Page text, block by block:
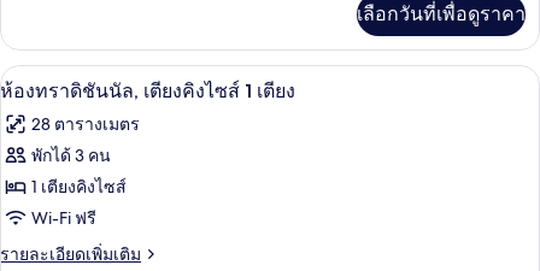
สะดวก
สำหรับ
ผู้
พิการ
ความ
สะดวก
สำหรับ
ผู้
พิการ
นัล,
เตียง
ใหญ่
1
เตียง
เกี่ยว
กับ
ห้อง
ชัน
นัล,
ใหญ่
เลือกวันที่เพื่อดูราคา
เปิด
ภาพถ่าย
ทั้งหมด
ของ
ห้อง
ทราดิ
เครื่องนอนระดับพรีเมียม, ผ้านวมขนเ
16
ห้องทราดิชันนัล, เตียงคิงไซส์ 1 เตียง
28 ตารางเมตร
พักได้ 3 คน
1 เตียงคิงไซส์
Wi-Fi ฟรี
รายละเอียดเพิ่มเติม
ราย